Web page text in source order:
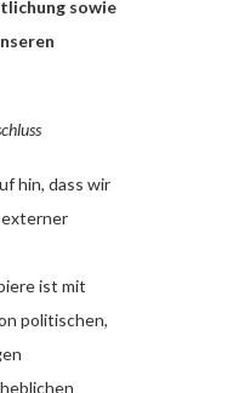
sowie
hin, dass wir
ist mit
politischen,